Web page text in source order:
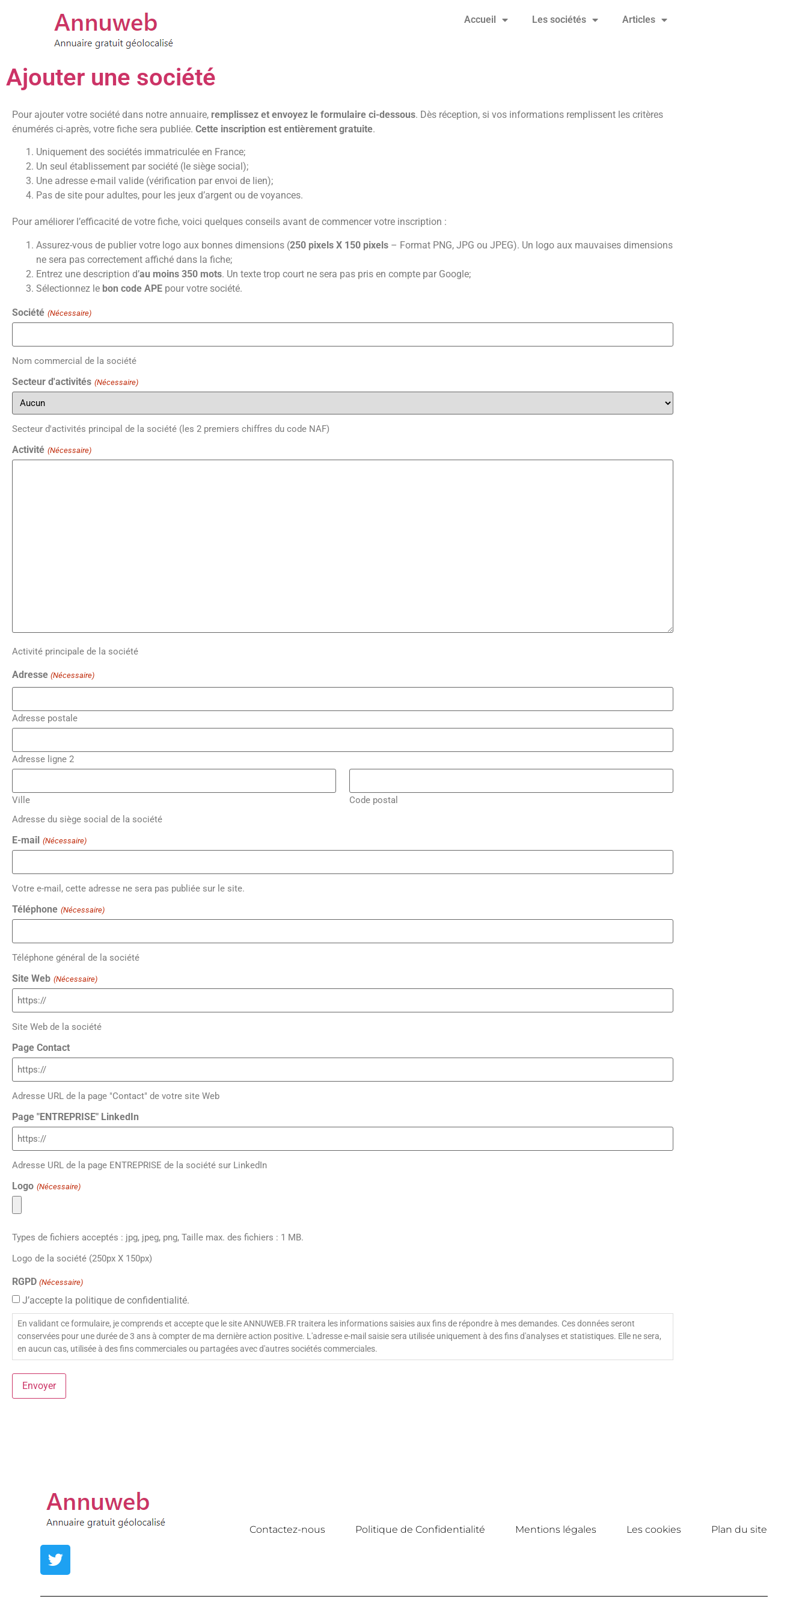
Accueil Les sociétés Articles
Ajouter une société
Pour ajouter votre société dans notre annuaire, remplissez et envoyez le formulaire ci-dessous. Dès réception, si vos informations remplissent les critères
énumérés ci-après, votre fiche sera publiée. Cette inscription est entièrement gratuite.
Uniquement des sociétés immatriculée en France;
Un seul établissement par société (le siège social);
Une adresse e-mail valide (vérification par envoi de lien);
Pas de site pour adultes, pour les jeux d’argent ou de voyances.
Pour améliorer l’efficacité de votre fiche, voici quelques conseils avant de commencer votre inscription :
Assurez-vous de publier votre logo aux bonnes dimensions (250 pixels X 150 pixels – Format PNG, JPG ou JPEG). Un logo aux mauvaises dimensions
ne sera pas correctement affiché dans la fiche;
Entrez une description d’au moins 350 mots. Un texte trop court ne sera pas pris en compte par Google;
Sélectionnez le bon code APE pour votre société.
Société (Nécessaire)
Nom commercial de la société
Secteur d'activités (Nécessaire)
Secteur d'activités principal de la société (les 2 premiers chiffres du code NAF)
Activité (Nécessaire)
Activité principale de la société
Adresse (Nécessaire)
Adresse postale
Adresse ligne 2
Ville
Code postal
Adresse du siège social de la société
E-mail (Nécessaire)
Votre e-mail, cette adresse ne sera pas publiée sur le site.
Téléphone (Nécessaire)
Téléphone général de la société
Site Web (Nécessaire)
Site Web de la société
Page Contact
Adresse URL de la page "Contact" de votre site Web
Page "ENTREPRISE" LinkedIn
Adresse URL de la page ENTREPRISE de la société sur LinkedIn
Logo (Nécessaire)
Types de fichiers acceptés : jpg, jpeg, png, Taille max. des fichiers : 1 MB.
Logo de la société (250px X 150px)
RGPD (Nécessaire)
J’accepte la politique de confidentialité.
En validant ce formulaire, je comprends et accepte que le site ANNUWEB.FR traitera les informations saisies aux fins de répondre à mes demandes. Ces données seront
conservées pour une durée de 3 ans à compter de ma dernière action positive. L'adresse e-mail saisie sera utilisée uniquement à des fins d'analyses et statistiques. Elle ne sera,
en aucun cas, utilisée à des fins commerciales ou partagées avec d'autres sociétés commerciales.
Envoyer
Contactez-nous Politique de Confidentialité Mentions légales Les cookies Plan du site